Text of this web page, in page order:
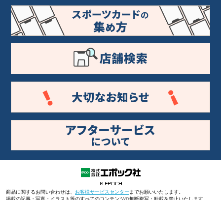
商品に関するお問い合わせは、 お客様サービスセンター までお願いいたします。